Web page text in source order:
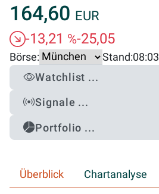
164,60 EUR
-13,21 %-25,05
Börse: Stand:08:03
Watchlist ...
Signale ...
Portfolio ...
Überblick Chartanalyse